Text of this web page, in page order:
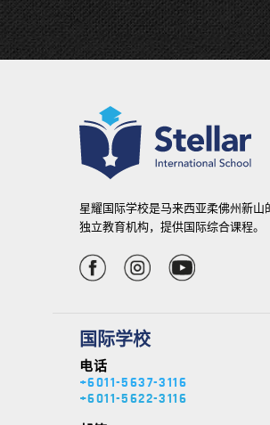
t
e
星耀国际学校是马来西亚柔佛州新山
独立教育机构，提供国际综合课程。
国际学校
电话
+6011-5637-3116
+6011-5622-3116